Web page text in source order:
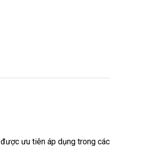
ưu tiên áp dụng trong các